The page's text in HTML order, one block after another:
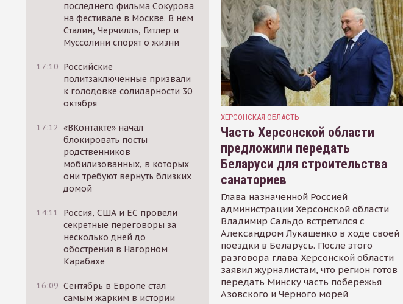
последнего фильма Сокурова
на фестивале в Москве. В нем
Сталин, Черчилль, Гитлер и
Муссолини спорят о жизни
17:10 Российские
политзаключенные призвали
к голодовке солидарности 30
октября
17:12 «ВКонтакте» начал
блокировать посты
родственников
мобилизованных, в которых
они требуют вернуть близких
домой
14:11
Россия, США и ЕС провели
секретные переговоры за
несколько дней до
обострения в Нагорном
Карабахе
16:09 Сентябрь в Европе стал
самым жарким в истории
ХЕРСОНСКАЯ ОБЛАСТЬ
Часть Херсонской области
предложили передать
Беларуси для строительства
санаториев
Глава назначенной Россией
администрации Херсонской области
Владимир Сальдо встретился с
Александром Лукашенко в ходе своей
поездки в Беларусь. После этого
разговора глава Херсонской области
заявил журналистам, что регион готов
передать Минску часть побережья
Азовского и Черного морей